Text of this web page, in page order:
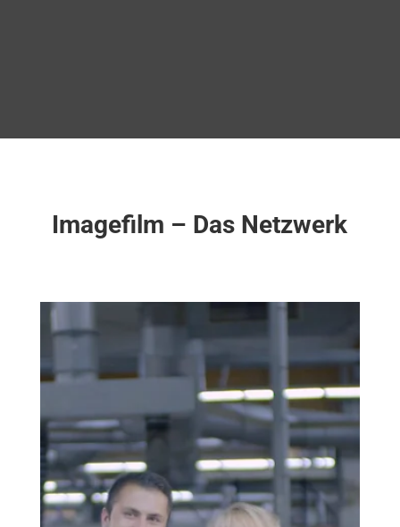
Imagefilm – Das Netzwerk